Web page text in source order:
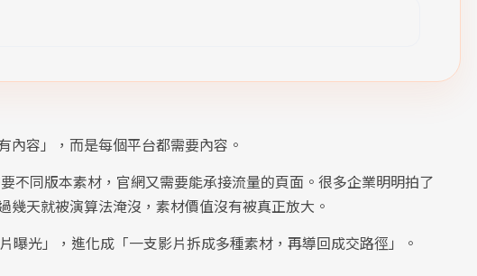
內容」，而是每個平台都需要內容。
不同版本素材，官網又需要能承接流量的頁面。很多企業明明拍了
天就被演算法淹沒，素材價值沒有被真正放大。
曝光」，進化成「一支影片拆成多種素材，再導回成交路徑」。